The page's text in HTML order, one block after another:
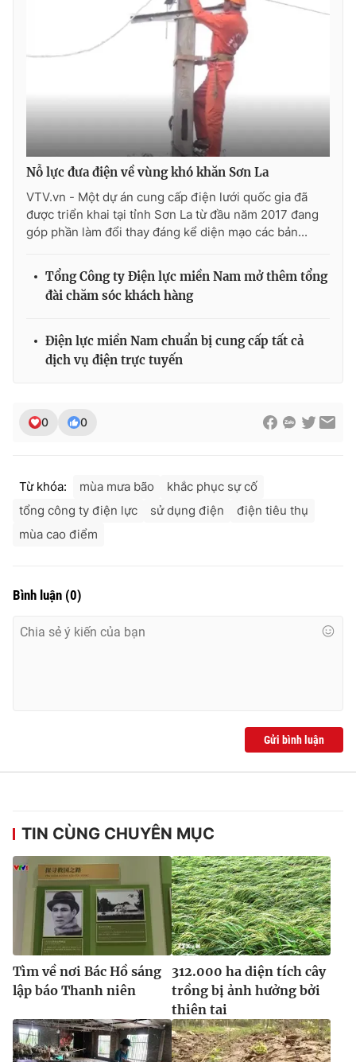
Theo dõi báo trên
Cơ quan chủ quản:Đài Truyền hình Việt Nam
Cơ quan báo chí:Thời báo VTV
Giấy phép hoạt động báo in và báo điện tử số 483/GP-BTTTT
Tổng Biên tập:Vũ Thanh Thủy
Phó Tổng Biên tập: Nguyễn Thị Mỹ Hạnh, Phạm Quốc Thắng,
Tổng đài VTV:024.38 355 931 - 024.38 355 932
Ðiện thoại Thời báo VTV:024.66 897 897
® Cấm sao chép dưới mọi hình thức nếu không có sự chấp
Nỗ lực đưa điện về vùng khó khăn Sơn La
VTV.vn - Một dự án cung cấp điện lưới quốc gia đã
được triển khai tại tỉnh Sơn La từ đầu năm 2017 đang
góp phần làm đổi thay đáng kể diện mạo các bản...
Tổng Công ty Điện lực miền Nam mở thêm tổng
đài chăm sóc khách hàng
Điện lực miền Nam chuẩn bị cung cấp tất cả
dịch vụ điện trực tuyến
0 0
Từ khóa: mùa mưa bão
khắc phục sự cố
tổng công ty điện lực
sử dụng điện
điện tiêu thụ
mùa cao điểm
Bình luận (0)
Gửi bình luận
TIN CÙNG CHUYÊN MỤC
Tìm về nơi Bác Hồ sáng
lập báo Thanh niên
312.000 ha diện tích cây
trồng bị ảnh hưởng bởi
thiên tai